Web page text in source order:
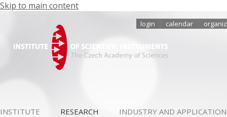
Skip to main content
login calendar
INSTITUTE RESEARCH
INDUSTRY AND